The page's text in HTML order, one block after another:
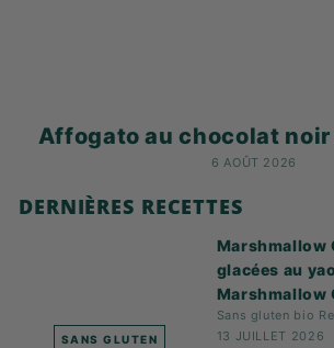
Affogato au chocolat
6 AOÛT 2026
DERNIÈRES RECETTES
SANS GLUTEN
Marshmallow
glacées au
Marshmallow
Sans gluten bio
13 JUILLET 2026